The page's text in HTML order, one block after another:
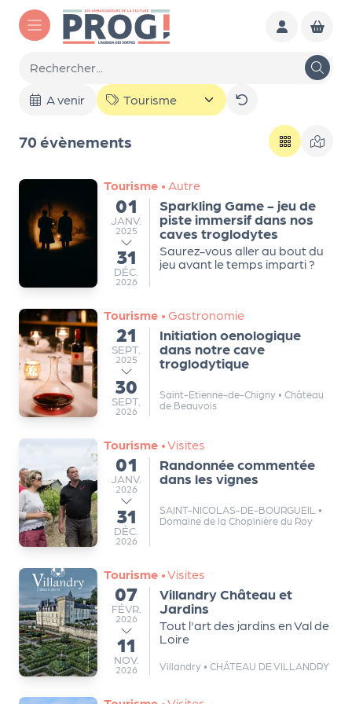
Aller au contenu principal
A venir
70 évènements
Tourisme • Autre
du
01
JANVIER
JANV.
2025
au
31
DÉCEMBRE
DÉC.
2026
Sparkling Game - jeu de
piste immersif dans nos
caves troglodytes
Saurez-vous aller au bout du
jeu avant le temps imparti ?
Tourisme • Gastronomie
du
21
SEPTEMBRE
SEPT.
2025
au
30
SEPTEMBRE
SEPT.
2026
Initiation oenologique
dans notre cave
troglodytique
Saint-Etienne-de-Chigny • Château
de Beauvois
Tourisme •Visites
du
01
JANVIER
JANV.
2026
au
31
DÉCEMBRE
DÉC.
2026
Randonnée commentée
dans les vignes
SAINT-NICOLAS-DE-BOURGUEIL •
Domaine de la Chopinière du Roy
Tourisme •Visites
du
07
FÉVRIER
FÉVR.
2026
au
11
NOVEMBRE
NOV.
2026
Villandry Château et
Jardins
Tout l'art des jardins en Val de
Loire
Villandry • CHÂTEAU DE VILLANDRY
ut
l'a
nd
a
Le
sél
ec
tio
ns
PR
O
G!
PR
O
G!
Le
Ma
g
Sui
vr
e